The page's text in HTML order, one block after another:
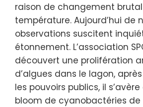
raison de changement
température. Aujourd’hui de
observations suscitent
étonnement. L’association
découvert une prolifération
d’algues dans le lagon,
les pouvoirs publics, il s’avère
bloom de cyanobactéries de